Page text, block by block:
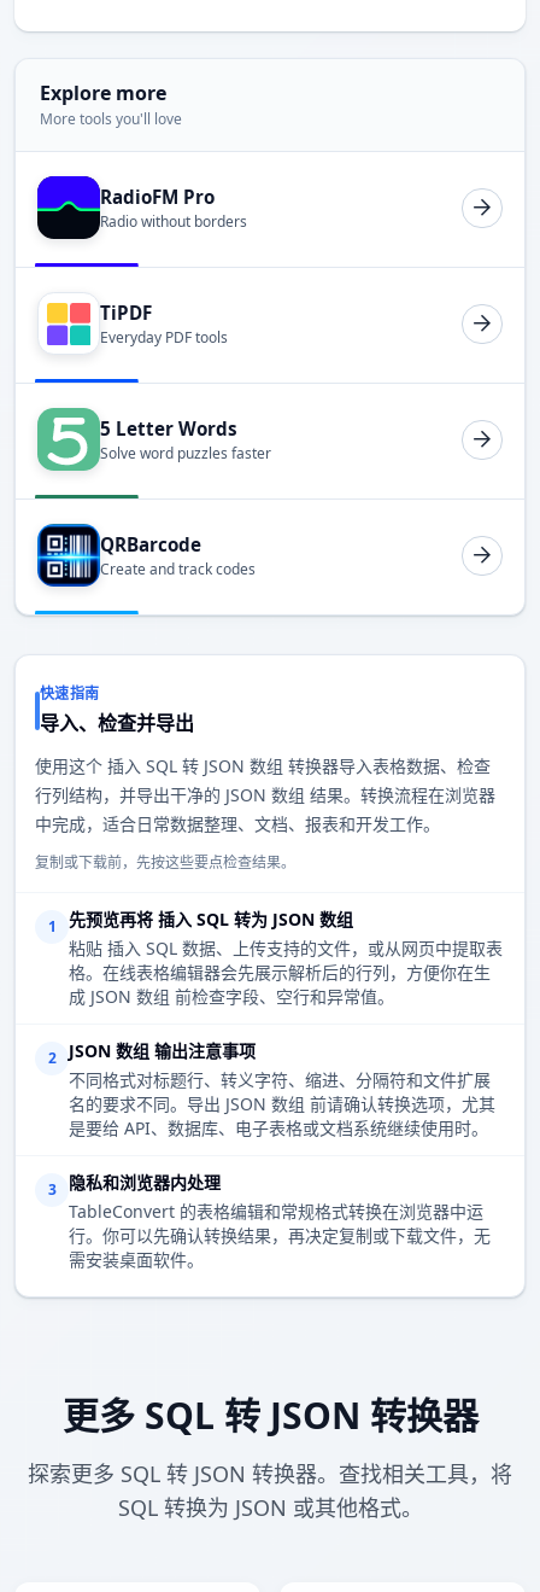
Explore more
More tools you'll love
RadioFM Pro
Radio without borders
TiPDF
Everyday PDF tools
5 Letter Words
Solve word puzzles faster
QRBarcode
Create and track codes
快速指南
导入、检查并导出
使用这个 插入 SQL 转 JSON 数组 转换器导入表格数据、检查
行列结构，并导出干净的 JSON 数组 结果。转换流程在浏览器
中完成，适合日常数据整理、文档、报表和开发工作。
复制或下载前，先按这些要点检查结果。
1
先预览再将 插入 SQL 转为 JSON 数组
粘贴 插入 SQL 数据、上传支持的文件，或从网页中提取表
格。在线表格编辑器会先展示解析后的行列，方便你在生
成 JSON 数组 前检查字段、空行和异常值。
2
JSON 数组 输出注意事项
不同格式对标题行、转义字符、缩进、分隔符和文件扩展
名的要求不同。导出 JSON 数组 前请确认转换选项，尤其
是要给 API、数据库、电子表格或文档系统继续使用时。
3
隐私和浏览器内处理
TableConvert 的表格编辑和常规格式转换在浏览器中运
行。你可以先确认转换结果，再决定复制或下载文件，无
需安装桌面软件。
更多 SQL 转 JSON 转换器
探索更多 SQL 转 JSON 转换器。查找相关工具，将
SQL 转换为 JSON 或其他格式。